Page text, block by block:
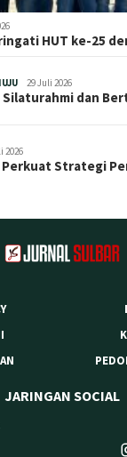
HUT ke-25
29 Juli 2026
Silaturahmi dan
2026
Perkuat Strategi
JARINGAN SOCIAL